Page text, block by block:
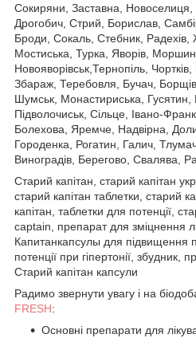
Сокиряни, Заставна, Новоселиця,
Дрогобич, Стрий, Борислав,
Броди, Сокаль, Стебник,
Мостиська, Турка, Яворів,
Новояворівськ,Тернопіль,
Збараж, Теребовля, Бучач,
Шумськ, Монастириська, Гусятин,
Підволочиськ, Сільце, Івано-
Болехова, Яремче, Надвірна,
Городенка, Рогатин, Галич,
Виноградів, Берегово, Свалява,
Старий капітан, старий капітан
старий капітан таблетки, старий
капітан, таблетки для потенції,
captain, препарат для зміцнення
Капитанкапсулы для підвищення
потенції при гіпертонії, збудник,
Старий капітан капсули
Радимо звернути увагу і на
FRESH:
Основні препарати для